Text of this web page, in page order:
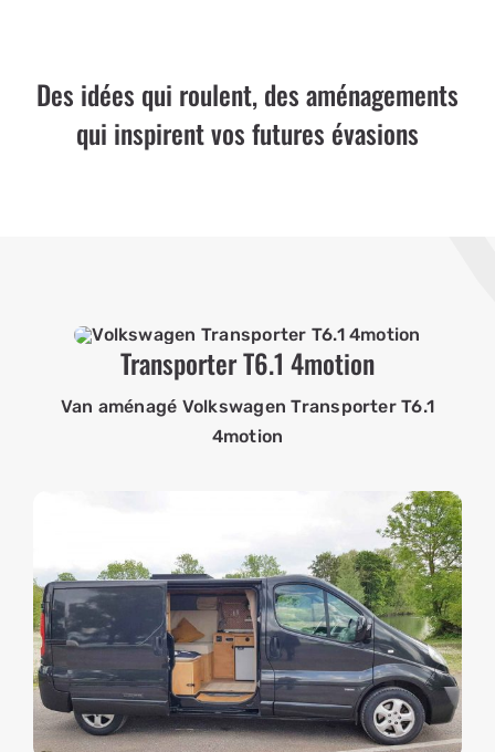
Des idées qui roulent, des aménagements
qui inspirent vos futures évasions
Transporter T6.1 4motion
Van aménagé Volkswagen Transporter T6.1
4motion